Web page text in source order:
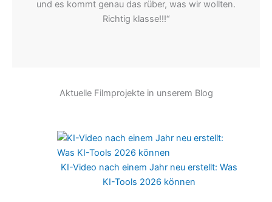
und es kommt genau das rüber, was wir wollten.
Richtig klasse!!!“
Aktuelle Filmprojekte in unserem Blog
KI-Video nach einem Jahr neu erstellt: Was
KI-Tools 2026 können